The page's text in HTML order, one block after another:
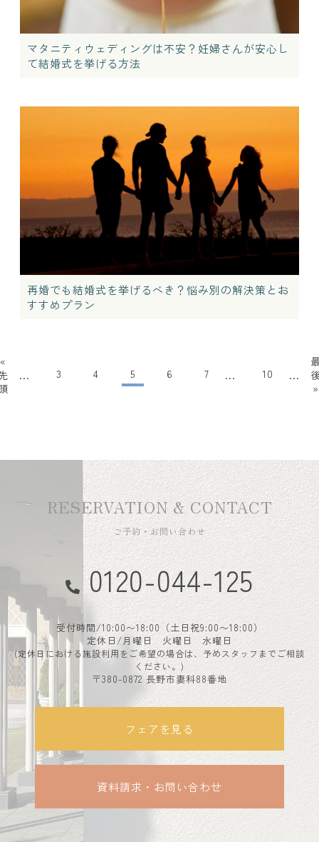
マタニティウェディングは不安？妊婦さんが安心し
て結婚式を挙げる方法
再婚でも結婚式を挙げるべき？悩み別の解決策とお
すすめプラン
«
... 3 4 5 6 7 ... 10 ...
»
RESERVATION & CONTACT
ご予約・お問い合わせ
0120-044-125
受付時間/10:00〜18:00（土日祝9:00〜18:00）
定休日/月曜日 火曜日 水曜日
(定休日における施設利用をご希望の場合は、予めスタッフまでご相談
ください。)
〒380-0872 長野市妻科88番地
フェアを見る
資料請求・お問い合わせ